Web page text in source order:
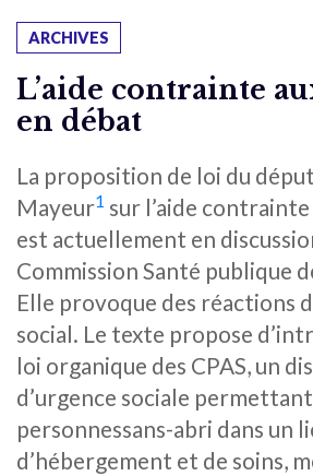
ARCHIVES
L’aide contrainte
en débat
La proposition de loi du
Mayeur1 sur l’aide contrainte
est actuellement en
Commission Santé publique
Elle provoque des réactions
social. Le texte propose
loi organique des CPAS, un
d’urgence sociale
personnessans-abri dans un
d’hébergement et de soins,